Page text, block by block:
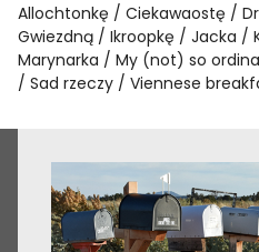
Allochtonkę Ciekawaostę
Gwiezdną
Ikroopkę Jacka
Marynarka
My (not) so
Sad rzeczy
Viennese